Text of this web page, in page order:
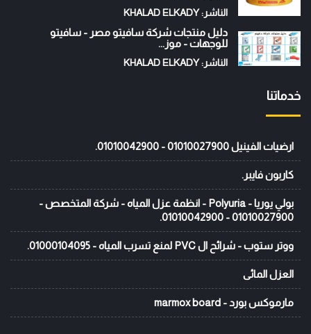
الناشر: KHALAD ELKADY
دليل منتجات شركة سافيتو مصر - سافيتو
للوجهات - موز...
الناشر: KHALAD ELKADY
خدماتنا
ارضيات الفينيل 01010027900 - 01010042900.
كاربون فايبر.
بولي يوريا - Polyuria - انظمة عزل المياه - شركة المتخصص -
01010027900 - 01010042900.
ووتر ستوب - شرائح ال PVC لمنع تسرب المياه - 01000104095.
العزل المائى
مارموكس بورد - marmox board